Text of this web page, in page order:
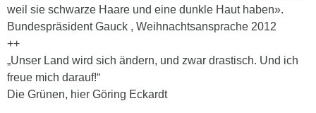
weil sie schwarze Haare und eine dunkle Haut haben».
Bundespräsident Gauck , Weihnachtsansprache 2012
++
„Unser Land wird sich ändern, und zwar drastisch. Und ich
freue mich darauf!“
Die Grünen, hier Göring Eckardt